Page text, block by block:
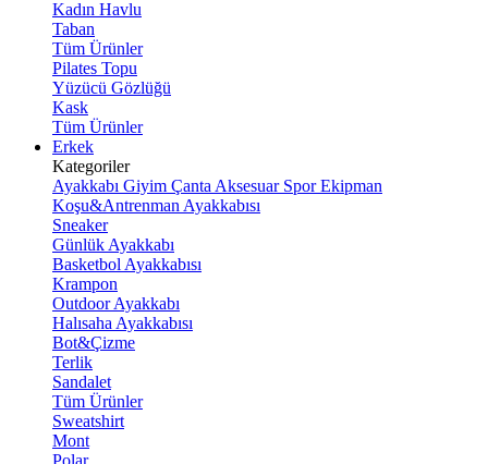
Kadın Havlu
Taban
Tüm Ürünler
Pilates Topu
Yüzücü Gözlüğü
Kask
Tüm Ürünler
Erkek
Kategoriler
Ayakkabı Giyim Çanta Aksesuar Spor Ekipman
Koşu&Antrenman Ayakkabısı
Sneaker
Günlük Ayakkabı
Basketbol Ayakkabısı
Krampon
Outdoor Ayakkabı
Halısaha Ayakkabısı
Bot&Çizme
Terlik
Sandalet
Tüm Ürünler
Sweatshirt
Mont
Polar